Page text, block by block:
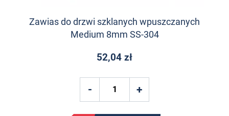
Zawias do drzwi szklanych wpuszczanych
Medium 8mm SS-304
52,04 zł